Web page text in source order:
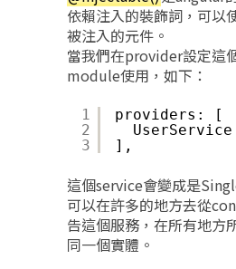
依賴注入的裝飾詞，可以
被注入的元件。
當我們在provider設定這
module使用，如下：
1
2
3
providers: [
UserService
],
這個service會變成是
可以在許多的地方去從
告這個服務，在所有地方
同一個實體。